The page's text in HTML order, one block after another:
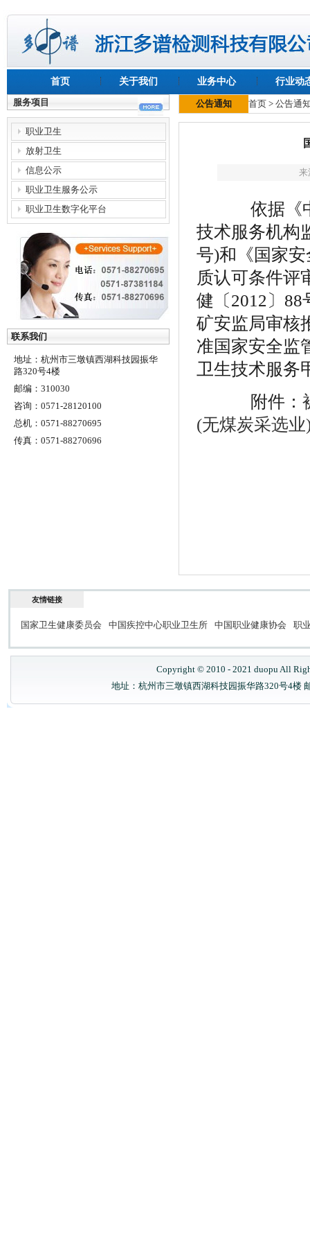
首页 关于我们 业务中心
行业动
服务项目
职业卫生
放射卫生
信息公示
职业卫生服务公示
职业卫生数字化平台
联系我们
地址：杭州市三墩镇西湖科技园振华
路320号4楼
邮编：310030
咨询：0571-28120100
总机：0571-88270695
传真：0571-88270696
公告通知 首页 > 公告通
来
依据《中
技术服务机构
号)和《国家
质认可条件评
健〔2012〕
矿安监局审核
准国家安全监
卫生技术服务
附件：
(无煤炭采选业
友情链接
国家卫生健康委员会 中国疾控中心职业卫生所 中国职业健康协会 职
Copyright © 2010 - 2021 duopu All
地址：杭州市三墩镇西湖科技园振华路320号4楼